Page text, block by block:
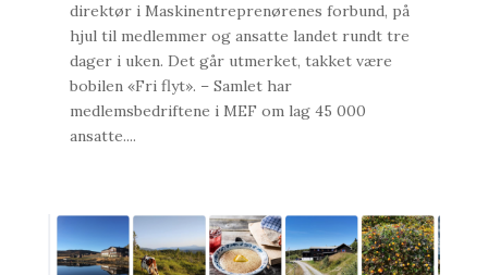
direktør i Maskinentreprenørenes forbund, på
hjul til medlemmer og ansatte landet rundt tre
dager i uken. Det går utmerket, takket være
bobilen «Fri flyt». – Samlet har
medlemsbedriftene i MEF om lag 45 000
ansatte....